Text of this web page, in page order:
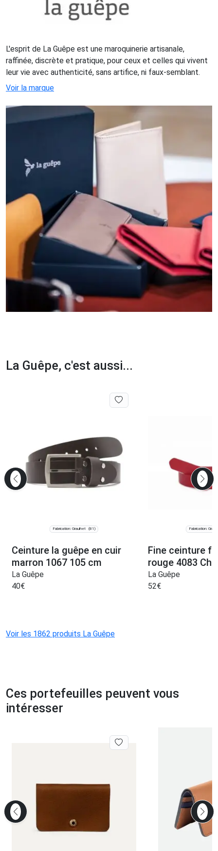
L'esprit de La Guêpe est une maroquinerie artisanale,
raffinée, discrète et pratique, pour ceux et celles qui vivent
leur vie avec authenticité, sans artifice, ni faux-semblant.
Voir la marque
La Guêpe, c'est aussi...
Fabrication: Graulhet (81)
Ceinture la guêpe en cuir
marron 1067 105 cm
La Guêpe
40€
Fabrication:
Fine ceinture
rouge 4083
La Guêpe
52€
Voir les 1862 produits La Guêpe
Ces portefeuilles peuvent vous
intéresser